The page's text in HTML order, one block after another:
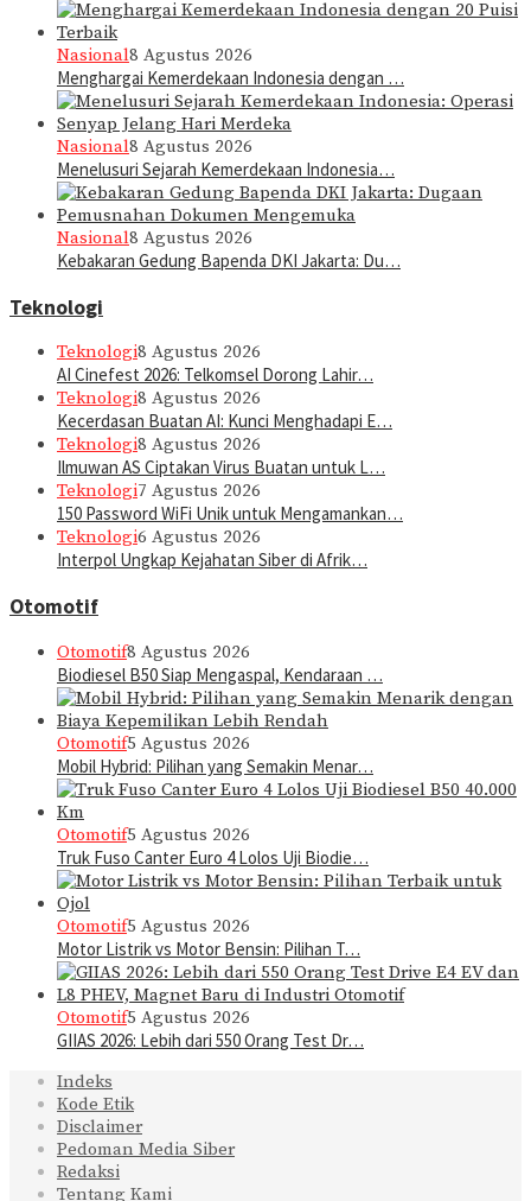
Nasional8 Agustus 2026
Menghargai Kemerdekaan Indonesia dengan …
Nasional8 Agustus 2026
Menelusuri Sejarah Kemerdekaan Indonesia…
Nasional8 Agustus 2026
Kebakaran Gedung Bapenda DKI Jakarta: Du…
Teknologi
Teknologi8 Agustus 2026
AI Cinefest 2026: Telkomsel Dorong Lahir…
Teknologi8 Agustus 2026
Kecerdasan Buatan AI: Kunci Menghadapi E…
Teknologi8 Agustus 2026
Ilmuwan AS Ciptakan Virus Buatan untuk L…
Teknologi7 Agustus 2026
150 Password WiFi Unik untuk Mengamankan…
Teknologi6 Agustus 2026
Interpol Ungkap Kejahatan Siber di Afrik…
Otomotif
Otomotif8 Agustus 2026
Biodiesel B50 Siap Mengaspal, Kendaraan …
Otomotif5 Agustus 2026
Mobil Hybrid: Pilihan yang Semakin Menar…
Otomotif5 Agustus 2026
Truk Fuso Canter Euro 4 Lolos Uji Biodie…
Otomotif5 Agustus 2026
Motor Listrik vs Motor Bensin: Pilihan T…
Otomotif5 Agustus 2026
GIIAS 2026: Lebih dari 550 Orang Test Dr…
Indeks
Kode Etik
Disclaimer
Pedoman Media Siber
Redaksi
Tentang Kami